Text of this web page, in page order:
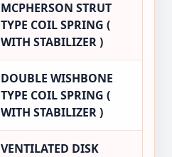
MCPHERSON STRUT
TYPE COIL SPRING (
WITH STABILIZER )
DOUBLE WISHBONE
TYPE COIL SPRING (
WITH STABILIZER )
VENTILATED DISK